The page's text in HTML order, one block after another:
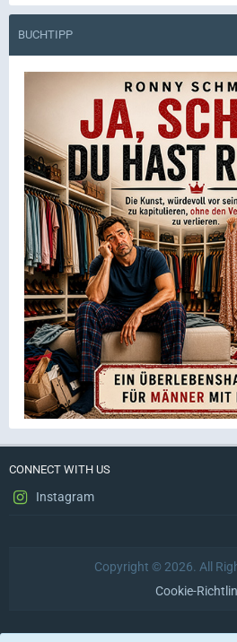
BUCHTIPP
CONNECT WITH US
Instagram
Copyright © 2026. All
Cookie-
Datenschutzerklärung Impressum